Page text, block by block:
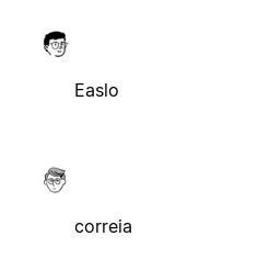
Easlo
correia